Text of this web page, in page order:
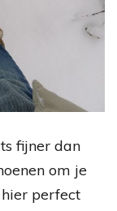
fijner dan
om je
perfect